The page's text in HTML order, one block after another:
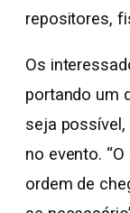
repositores,
Os
portando um
seja
no evento.
ordem de